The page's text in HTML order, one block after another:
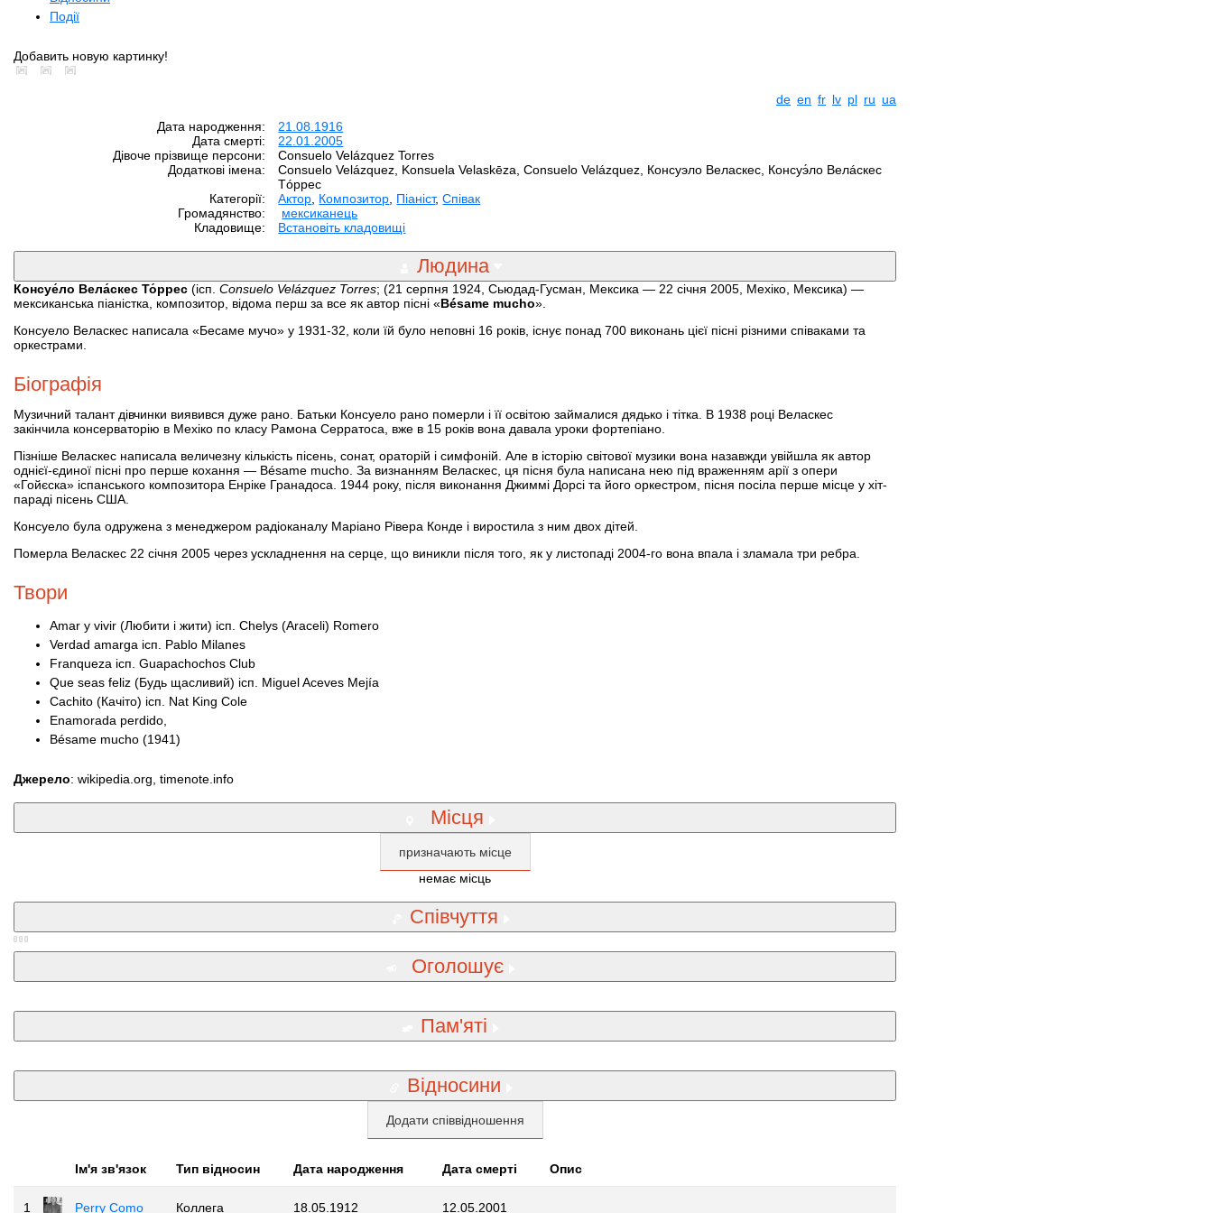
Події
Добавить новую картинку!
de en fr lv pl ru ua
Дата народження:
21.08.1916
Дата смерті:
22.01.2005
Дівоче прізвище персони:
Consuelo Velázquez Torres
Додаткові імена:
Consuelo Velázquez, Konsuela Velaskēza, Consuelo Velázquez, Консуэло Веласкес, Консуэ́ло Велáскес
Тóррес
Категорії:
Aктор Композитор Піаніст,Співак
Громадянство:
мексиканець
Кладовище:
Встановіть кладовищі
Людина
Консуе́ло Вела́скес То́ррес (ісп. Consuelo Velázquez Torres; (21 серпня 1924, Сьюдад-Гусман, Мексика — 22 січня 2005, Мехіко, Мексика) —
мексиканська піаністка, композитор, відома перш за все як автор пісні «Bésame mucho».
Консуело Веласкес написала «Бесаме мучо» у 1931-32, коли їй було неповні 16 років, існує понад 700 виконань цієї пісні різними співаками та
оркестрами.
Біографія
Музичний талант дівчинки виявився дуже рано. Батьки Консуело рано померли і її освітою займалися дядько і тітка. В 1938 році Веласкес
закінчила консерваторію в Мехіко по класу Рамона Серратоса, вже в 15 років вона давала уроки фортепіано.
Пізніше Веласкес написала величезну кількість пісень, сонат, ораторій і симфоній. Але в історію світової музики вона назавжди увійшла як автор
однієї-єдиної пісні про перше кохання — Bésame mucho. За визнанням Веласкес, ця пісня була написана нею під враженням арії з опери
«Гойєска» іспанського композитора Енріке Гранадоса. 1944 року, після виконання Джиммі Дорсі та його оркестром, пісня посіла перше місце у хіт-
параді пісень США.
Консуело була одружена з менеджером радіоканалу Маріано Рівера Конде і виростила з ним двох дітей.
Померла Веласкес 22 січня 2005 через ускладнення на серце, що виникли після того, як у листопаді 2004-го вона впала і зламала три ребра.
Твори
Amar y vivir (Любити і жити) ісп. Chelys (Araceli) Romero
Verdad amarga ісп. Pablo Milanes
Franqueza ісп. Guapachochos Club
Que seas feliz (Будь щасливий) ісп. Miguel Aceves Mejía
Cachito (Качіто) ісп. Nat King Cole
Enamorada perdido,
Bésame mucho (1941)
Джерело: wikipedia.org, timenote.info
Місця
призначають місце
немає місць
Співчуття
Оголошує
Пам'яті
Відносини
Додати співвідношення
Iм'я зв'язок Тип відносин Дата народження Дата смерті Опис
1 Perry Como Коллега 18.05.1912 12.05.2001